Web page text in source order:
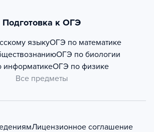
Подготовка к ОГЭ
языкуОГЭ по математике
ОГЭ по биологии
ОГЭ по физике
Все предметы
Лицензионное соглашение